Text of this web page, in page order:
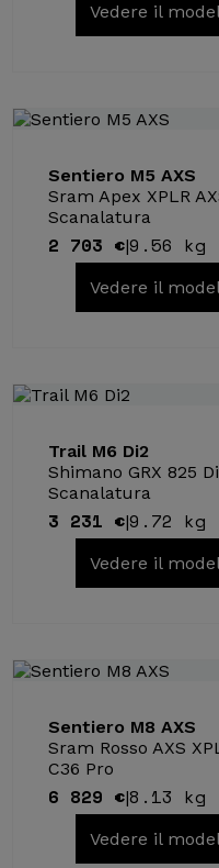
Vedere il
Sentiero M5 AXS
Sram Apex XPLR
Scanalatura
2 703 €|9.56 kg
Vedere il
Trail M6 Di2
Shimano GRX 825
Scanalatura
3 231 €|9.72 kg
Vedere il
Sentiero M8 AXS
Sram Rosso AXS
C36 Pro
6 829 €|8.13 kg
Vedere il